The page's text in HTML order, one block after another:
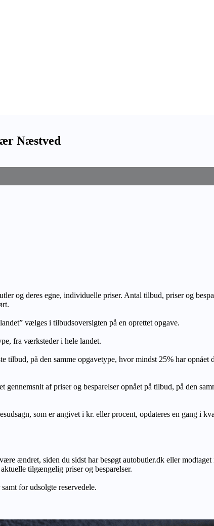
Næstved
og deres egne, individuelle priser. Antal tilbud, priser og
vælges i tilbudsoversigten på en oprettet opgave.
fra værksteder i hele landet.
på den samme opgavetype, hvor mindst 25% har
af priser og besparelser opnået på tilbud, på den
som er angivet i kr. eller procent, opdateres en gang i
ændret, siden du sidst har besøgt autobutler.dk eller
tilgængelig priser og besparelser.
for udsolgte reservedele.